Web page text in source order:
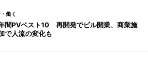
働く
間PVベスト10 再開発でビル開業、商業施
で人流の変化も